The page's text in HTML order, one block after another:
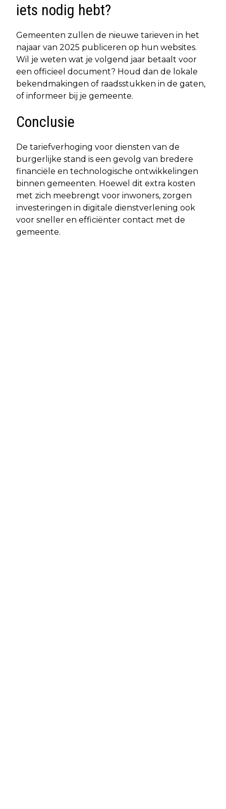
iets nodig hebt?
Gemeenten zullen de nieuwe tarieven in het
najaar van 2025 publiceren op hun websites.
Wil je weten wat je volgend jaar betaalt voor
een officieel document? Houd dan de lokale
bekendmakingen of raadsstukken in de gaten,
of informeer bij je gemeente.
Conclusie
De tariefverhoging voor diensten van de
burgerlijke stand is een gevolg van bredere
financiële en technologische ontwikkelingen
binnen gemeenten. Hoewel dit extra kosten
met zich meebrengt voor inwoners, zorgen
investeringen in digitale dienstverlening ook
voor sneller en efficiënter contact met de
gemeente.